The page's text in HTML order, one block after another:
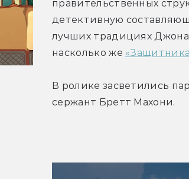
правительственных
детективную
лучших традициях
насколько же
В ролике засветились
сержант Бретт Махони.